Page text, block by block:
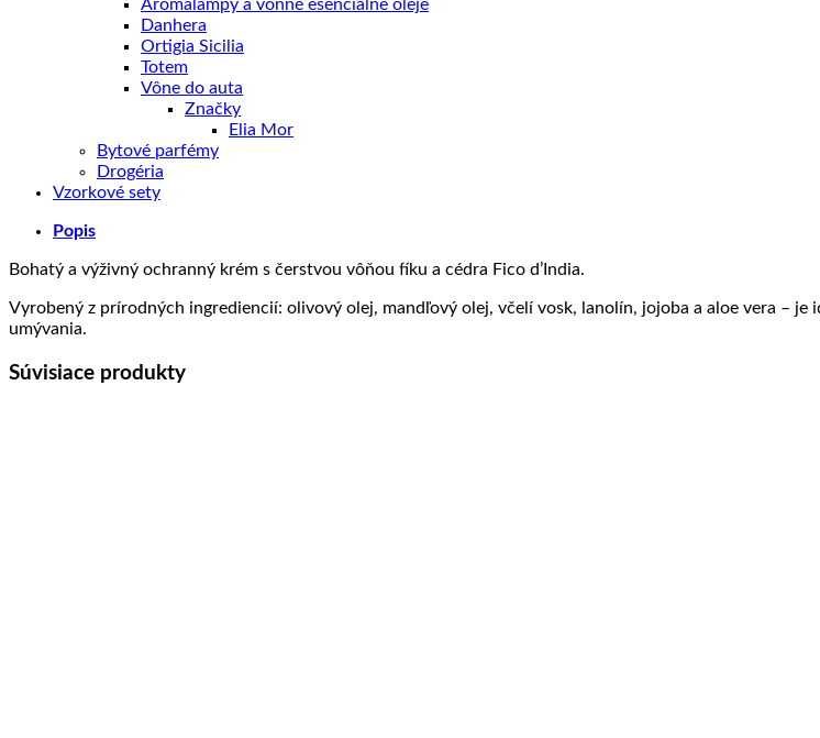
Aromalampy a vonné esenciálne oleje
Danhera
Ortigia Sicilia
Totem
Vône do auta
Značky
Elia Mor
Bytové parfémy
Drogéria
Vzorkové sety
Popis
Bohatý a výživný ochranný krém s čerstvou vôňou fíku a cédra Fico d’India.
Vyrobený z prírodných ingrediencií: olivový olej, mandľový olej, včelí vosk, lanolín, jojoba a aloe vera – je
umývania.
Súvisiace produkty